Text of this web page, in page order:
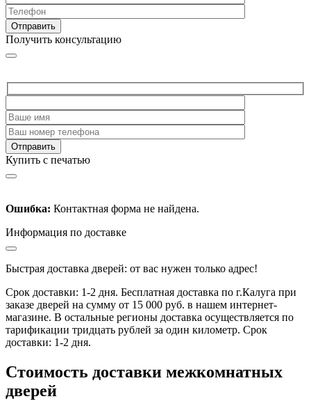
Получить консультацию
Купить с печатью
Ошибка: Контактная форма не найдена.
Информация по доставке
Быстрая доставка дверей: от вас нужен только адрес!
Срок доставки: 1-2 дня. Бесплатная доставка по г.Калуга при
заказе дверей на сумму от 15 000 руб. в нашем интернет-
магазине. В остальные регионы доставка осуществляется по
тарификации тридцать рублей за один километр. Срок
доставки: 1-2 дня.
Стоимость доставки межкомнатных
дверей